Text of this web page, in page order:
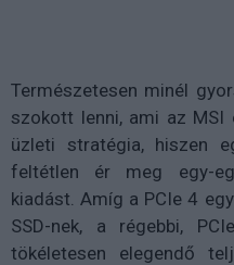
Természetesen minél
szokott lenni, ami az MSI
üzleti stratégia, hiszen
feltétlen ér meg egy-
kiadást. Amíg a PCIe 4
SSD-nek, a régebbi,
tökéletesen elegendő